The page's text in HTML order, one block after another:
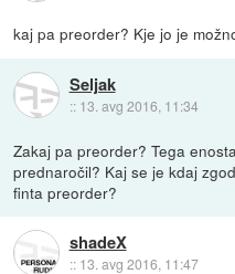
kaj pa preorder? Kje jo je
Seljak
:: 13. avg 2016, 11:34
Zakaj pa preorder? Tega
prednaročil? Kaj se je kdaj
finta preorder?
shadeX
:: 13. avg 2016, 11:47